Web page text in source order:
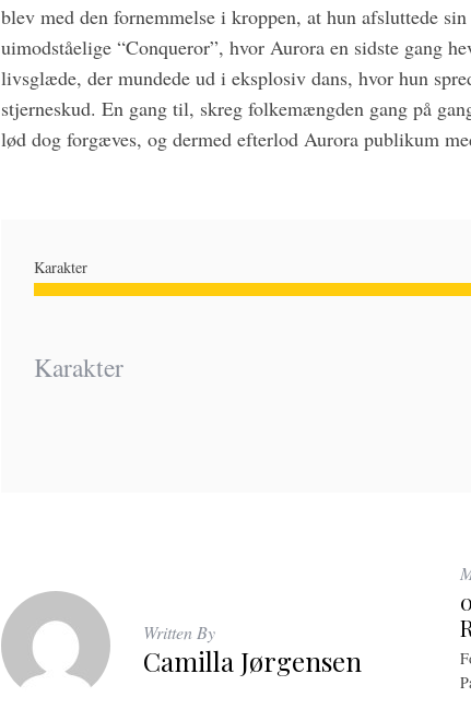
blev med den fornemmelse i kroppen, at hun afsluttede
uimodståelige “Conqueror”, hvor Aurora en sidste gang
livsglæde, der mundede ud i eksplosiv dans, hvor hun
stjerneskud. En gang til, skreg folkemængden gang på
lød dog forgæves, og dermed efterlod Aurora publikum
Karakter
Karakter
Written By
Camilla Jørgensen